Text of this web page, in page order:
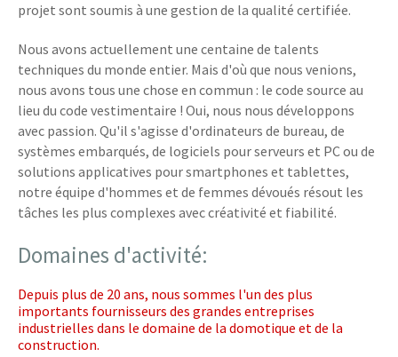
projet sont soumis à une gestion de la qualité certifiée.
Nous avons actuellement une centaine de talents
techniques du monde entier. Mais d'où que nous venions,
nous avons tous une chose en commun : le code source au
lieu du code vestimentaire ! Oui, nous nous développons
avec passion. Qu'il s'agisse d'ordinateurs de bureau, de
systèmes embarqués, de logiciels pour serveurs et PC ou de
solutions applicatives pour smartphones et tablettes,
notre équipe d'hommes et de femmes dévoués résout les
tâches les plus complexes avec créativité et fiabilité.
Domaines d'activité:
Depuis plus de 20 ans, nous sommes l'un des plus
importants fournisseurs des grandes entreprises
industrielles dans le domaine de la domotique et de la
construction.